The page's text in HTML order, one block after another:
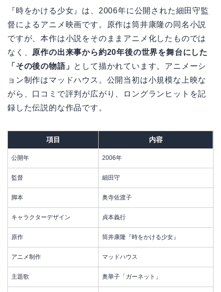
『時をかける少女』は、2006年に公開された細田守監
督によるアニメ映画です。原作は筒井康隆の同名小説
ですが、本作は小説をそのままアニメ化したものでは
なく、 原作の出来事から約20年後の世界を舞台にした
「その後の物語」 として描かれています。アニメーシ
ョン制作はマッドハウス。公開当初は小規模な上映な
がら、口コミで評判が広がり、ロングランヒットを記
録した伝説的な作品です。
項目 内容
公開年 2006年
監督 細田守
脚本 奥寺佐渡子
キャラクターデザイン 貞本義行
原作 筒井康隆『時をかける少女』
アニメ制作 マッドハウス
主題歌 奥華子「ガーネット」